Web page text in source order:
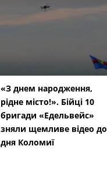
«З днем народження,
рідне місто!». Бійці 10
бригади «Едельвейс»
зняли щемливе відео до
дня Коломиї